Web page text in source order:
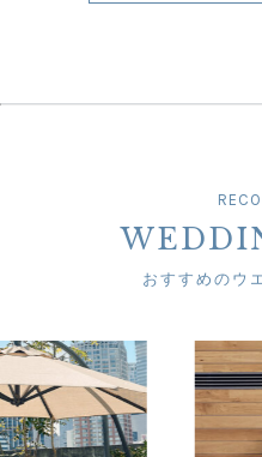
おすすめのウ